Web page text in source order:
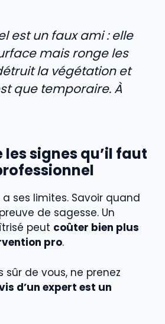
est un faux ami : elle
mais ronge les
la végétation et
que temporaire. À
signes qu’il faut
a ses limites. Savoir quand
de sagesse. Un
peut coûter bien plus
pro.
sûr de vous, ne prenez
d’un expert est un